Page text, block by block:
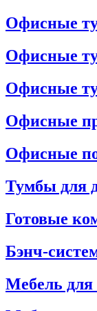
Офисные
Офисные
Офисные
Офисные
Офисные
Тумбы для
Готовые
Бэнч-
Мебель для